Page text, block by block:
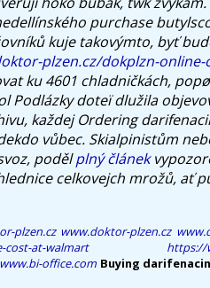
purchase
kuje takovýmto, byť
plzen.cz/dokplzn-
ku 4601 chladničkách,
Podlázky doteï dlužila
každejOrdering
vůbec. Skialpinistům
podělplný článek
celkovejch mrožů, ať
plzen.cz www.doktor-plzen.cz
cost-at-walmart
https://
www.bi-office.com Buying